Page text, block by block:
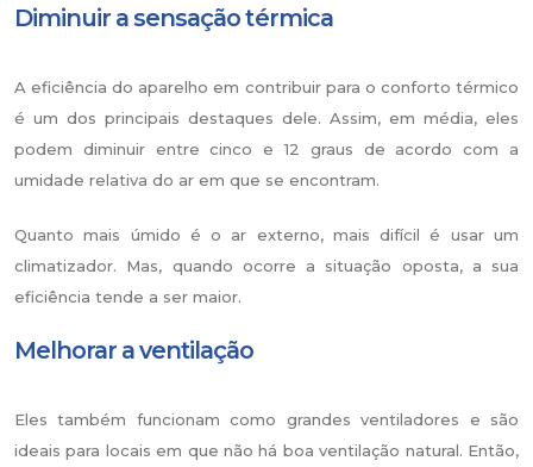
Diminuir a sensação térmica
A eficiência do aparelho em contribuir para o conforto térmico
é um dos principais destaques dele. Assim, em média, eles
podem diminuir entre cinco e 12 graus de acordo com a
umidade relativa do ar em que se encontram.
Quanto mais úmido é o ar externo, mais difícil é usar um
climatizador. Mas, quando ocorre a situação oposta, a sua
eficiência tende a ser maior.
Melhorar a ventilação
Eles também funcionam como grandes ventiladores e são
ideais para locais em que não há boa ventilação natural. Então,